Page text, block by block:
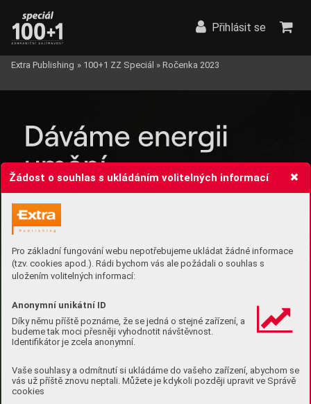
Žádost o souhlas s ukládáním volitelných informací
Pro základní fungování webu nepotřebujeme ukládat žádné informace
(tzv. cookies apod.). Rádi bychom vás ale požádali o souhlas s
uložením volitelných informací:
Anonymní unikátní ID
Díky němu příště poznáme, že se jedná o stejné zařízení, a
budeme tak moci přesněji vyhodnotit návštěvnost.
Identifikátor je zcela anonymní.
Vaše souhlasy a odmítnutí si ukládáme do vašeho zařízení, abychom se
vás už příště znovu neptali. Můžete je kdykoli později upravit ve Správě
cookies
Přihlásit se
Extra Publishing » 100+1 ZZ Speciál » Ročenka 2023